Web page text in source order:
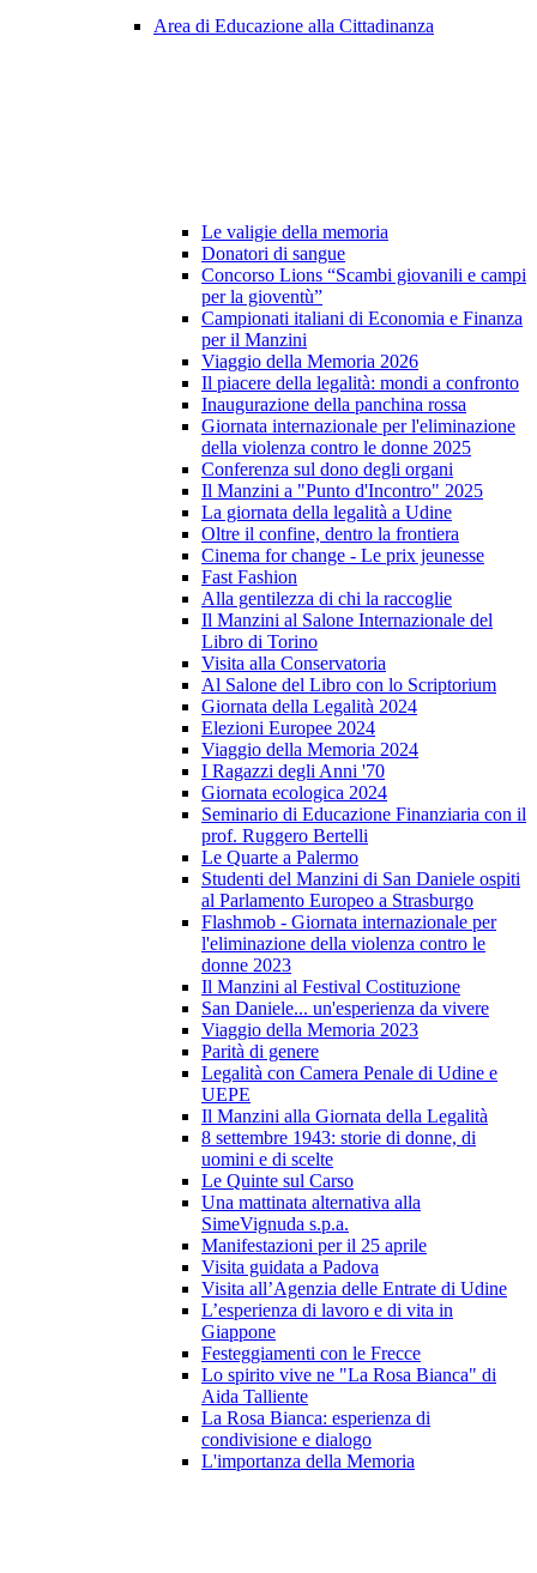
Area di Educazione alla Cittadinanza
Le valigie della memoria
Donatori di sangue
Concorso Lions “Scambi giovanili e campi
per la gioventù”
Campionati italiani di Economia e Finanza
per il Manzini
Viaggio della Memoria 2026
Il piacere della legalità: mondi a confronto
Inaugurazione della panchina rossa
Giornata internazionale per l'eliminazione
della violenza contro le donne 2025
Conferenza sul dono degli organi
Il Manzini a "Punto d'Incontro" 2025
La giornata della legalità a Udine
Oltre il confine, dentro la frontiera
Cinema for change - Le prix jeunesse
Fast Fashion
Alla gentilezza di chi la raccoglie
Il Manzini al Salone Internazionale del
Libro di Torino
Visita alla Conservatoria
Al Salone del Libro con lo Scriptorium
Giornata della Legalità 2024
Elezioni Europee 2024
Viaggio della Memoria 2024
I Ragazzi degli Anni '70
Giornata ecologica 2024
Seminario di Educazione Finanziaria con il
prof. Ruggero Bertelli
Le Quarte a Palermo
Studenti del Manzini di San Daniele ospiti
al Parlamento Europeo a Strasburgo
Flashmob - Giornata internazionale per
l'eliminazione della violenza contro le
donne 2023
Il Manzini al Festival Costituzione
San Daniele... un'esperienza da vivere
Viaggio della Memoria 2023
Parità di genere
Legalità con Camera Penale di Udine e
UEPE
Il Manzini alla Giornata della Legalità
8 settembre 1943: storie di donne, di
uomini e di scelte
Le Quinte sul Carso
Una mattinata alternativa alla
SimeVignuda s.p.a.
Manifestazioni per il 25 aprile
Visita guidata a Padova
Visita all’Agenzia delle Entrate di Udine
L’esperienza di lavoro e di vita in
Giappone
Festeggiamenti con le Frecce
Lo spirito vive ne "La Rosa Bianca" di
Aida Talliente
La Rosa Bianca: esperienza di
condivisione e dialogo
L'importanza della Memoria